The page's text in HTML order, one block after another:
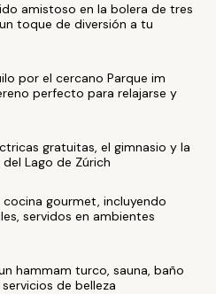
amistoso en la bolera de tres
toque de diversión a tu
por el cercano Parque im
perfecto para relajarse y
gratuitas, el gimnasio y la
Lago de Zúrich
gourmet, incluyendo
servidos en ambientes
hammam turco, sauna, baño
de belleza